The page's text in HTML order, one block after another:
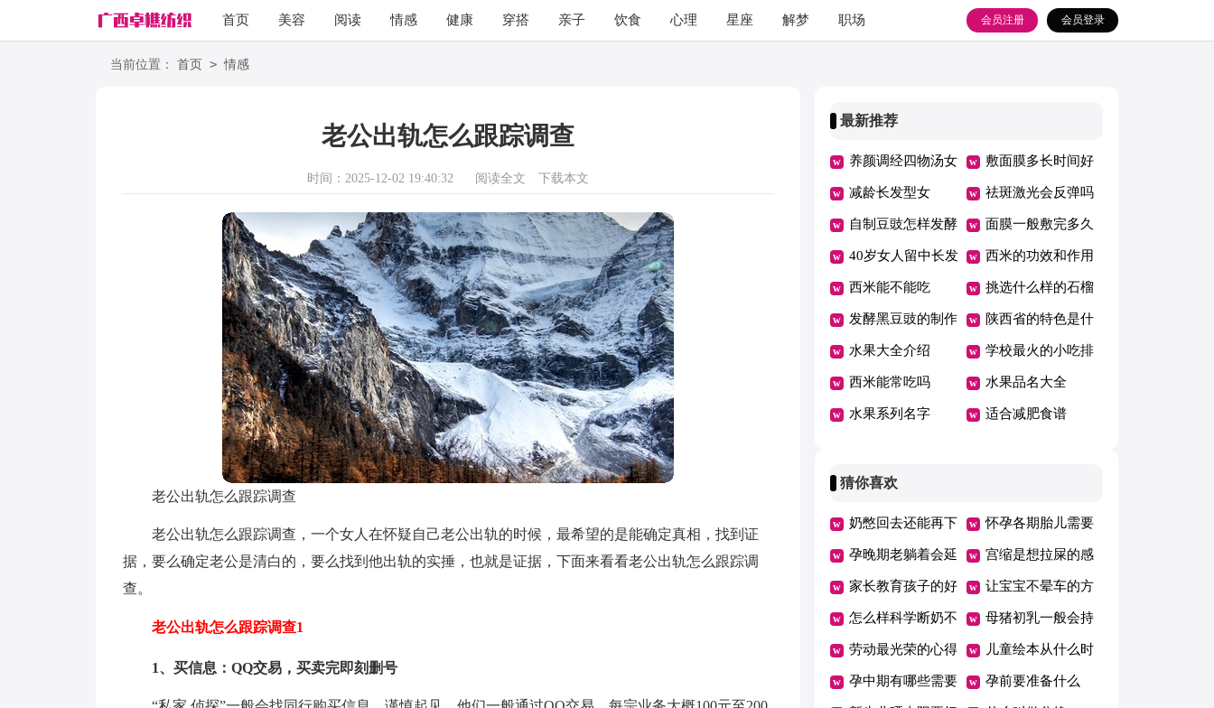
首页 美容 阅读 情感 健康 穿搭 亲子 饮食 心理 星座 解梦 职场
励志
会员登录
会员注册
当前位置： 首页 > 情感
老公出轨怎么跟踪调查
时间：2025-12-02 19:40:32 阅读全文 下载本文
老公出轨怎么跟踪调查
老公出轨怎么跟踪调查，一个女人在怀疑自己老公出轨的时候，最希望的是能确定真相，找到证
据，要么确定老公是清白的，要么找到他出轨的实捶，也就是证据，下面来看看老公出轨怎么跟踪调
查。
老公出轨怎么跟踪调查1
1、买信息：QQ交易，买卖完即刻删号
最新推荐
养颜调经四物汤女
人都要喝
敷面膜多长时间好
减龄长发型女 祛斑激光会反弹吗
自制豆豉怎样发酵
窍门
面膜一般敷完多久
后洗脸
40岁女人留中长发
哪种发型最时尚
西米的功效和作用
哪些人不能吃
西米能不能吃 挑选什么样的石榴
好吃
发酵黑豆豉的制作
方法窍门
陕西省的特色是什
么
水果大全介绍 学校最火的小吃排
行榜
西米能常吃吗 水果品名大全
水果系列名字 适合减肥食谱
猜你喜欢
奶憋回去还能再下
来吗
怀孕各期胎儿需要
的营养
孕晚期老躺着会延
期吗
宫缩是想拉屎的感
觉吗
家长教育孩子的好
方法总结一年级
让宝宝不晕车的方
法
怎么样科学断奶不
坑娃
母猪初乳一般会持
续几天
劳动最光荣的心得
体会范文（精选5
儿童绘本从什么时
候开始看有哪些好
孕中期有哪些需要 孕前要准备什么